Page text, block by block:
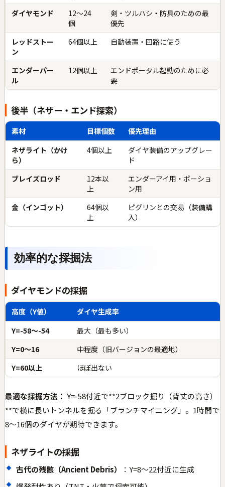
ダイヤモンド
12〜24
個
剣・ツルハシ・防具のための最
優先
レッドストー
ン
64個以上 自動装置・回路に使う
エンダーパー
ル
12個以上
エンドポータル起動のために必
要
後半（ネザー・エンド探索）
素材 目標個数
優先理由
ネザライト（かけ
ら）
4個以上
ダイヤ装備のアップグレー
ド
ブレイズロッド
12本以
上
エンダーアイ用・ポーショ
ン用
金（インゴット）
64個以
上
ピグリンとの交易（装備購
入）
効率的な採掘法
ダイヤモンドの採掘
高度（Y値）
ダイヤ生成率
Y=-58〜-54
最大（最も多い）
Y=0〜16
中程度（旧バージョンの最適地）
Y=60以上
ほぼ出ない
最適な採掘方法： Y=-58付近で**2ブロック掘り（背丈の高さ）
**で横に長いトンネルを掘る「ブランチマイニング」。1時間で
8〜16個のダイヤが期待できます。
ネザライトの採掘
古代の残骸（Ancient Debris）
：Y=8〜22付近に生成